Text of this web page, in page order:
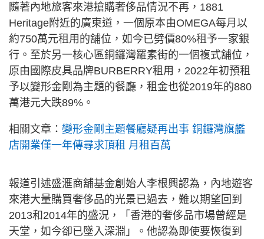
隨著內地旅客來港搶購奢侈品情況不再，1881
Heritage附近的廣東道，一個原本由OMEGA每月以
約750萬元租用的舖位，如今已劈價80%租予一家銀
行。至於另一核心區銅鑼灣羅素街的一個複式舖位，
原由國際皮具品牌BURBERRY租用，2022年初預租
予以變形金剛為主題的餐廳，租金也從2019年的880
萬港元大跌89%。
相關文章： 變形金剛主題餐廳疑再出事 銅鑼灣旗艦
店開業僅一年傳尋求頂租 月租百萬
報道引述盛滙商舖基金創始人李根興認為，內地遊客
來港大量購買奢侈品的光景已過去，難以期望回到
2013和2014年的盛況，「香港的奢侈品市場曾經是
天堂，如今卻已墜入深淵」。他認為即使要恢復到